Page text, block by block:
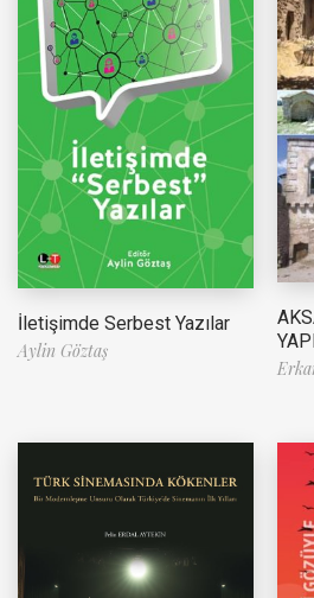
İletişimde Serbest Yazılar
Aylin Göztaş